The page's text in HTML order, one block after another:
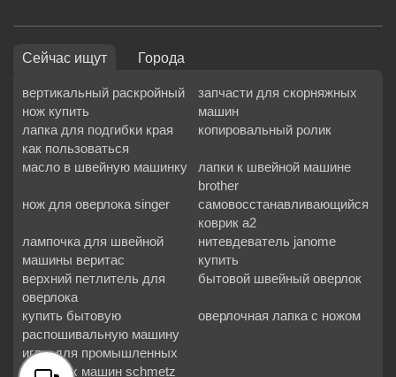
Сейчас ищут Города
вертикальный раскройный
нож купить
запчасти для скорняжных
машин
лапка для подгибки края
как пользоваться
копировальный ролик
масло в швейную машинку
лапки к швейной машине
brother
нож для оверлока singer
самовосстанавливающийся
коврик а2
лампочка для швейной
машины веритас
нитевдеватель janome
купить
верхний петлитель для
оверлока
бытовой швейный оверлок
купить бытовую
распошивальную машину
оверлочная лапка с ножом
иглы для промышленных
швейных машин schmetz